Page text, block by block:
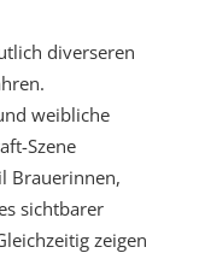
diverseren
weibliche
Szene
Brauerinnen,
sichtbarer
zeigen